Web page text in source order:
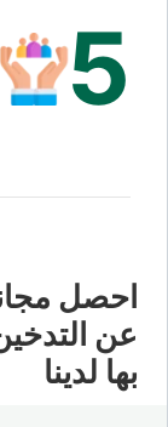
5
احصل
بها لدينا